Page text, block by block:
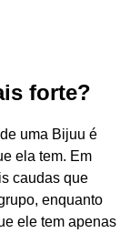
forte?
uma Bijuu é
ela tem. Em
caudas que
enquanto
ele tem apenas